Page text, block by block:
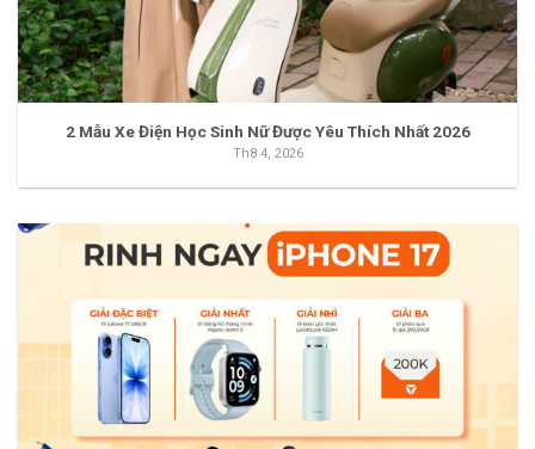
2 Mẫu Xe Điện Học Sinh Nữ Được Yêu Thích Nhất 2026
Th8 4, 2026